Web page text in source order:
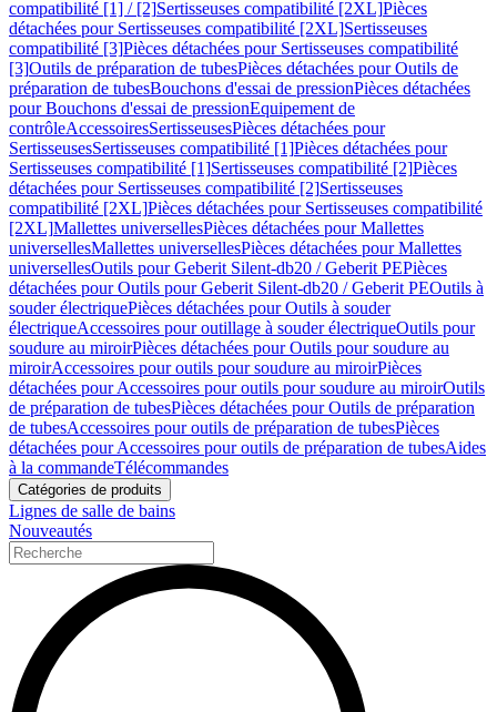
compatibilité [1] / [2]Sertisseuses compatibilité [2XL]Pièces
détachées pour Sertisseuses compatibilité [2XL]Sertisseuses
compatibilité [3]Pièces détachées pour Sertisseuses compatibilité
[3]Outils de préparation de tubesPièces détachées pour Outils de
préparation de tubesBouchons d'essai de pressionPièces détachées
pour Bouchons d'essai de pressionEquipement de
contrôleAccessoiresSertisseusesPièces détachées pour
SertisseusesSertisseuses compatibilité [1]Pièces détachées pour
Sertisseuses compatibilité [1]Sertisseuses compatibilité [2]Pièces
détachées pour Sertisseuses compatibilité [2]Sertisseuses
compatibilité [2XL]Pièces détachées pour Sertisseuses compatibilité
[2XL]Mallettes universellesPièces détachées pour Mallettes
universellesMallettes universellesPièces détachées pour Mallettes
universellesOutils pour Geberit Silent-db20 / Geberit PEPièces
détachées pour Outils pour Geberit Silent-db20 / Geberit PEOutils à
souder électriquePièces détachées pour Outils à souder
électriqueAccessoires pour outillage à souder électriqueOutils pour
soudure au miroirPièces détachées pour Outils pour soudure au
miroirAccessoires pour outils pour soudure au miroirPièces
détachées pour Accessoires pour outils pour soudure au miroirOutils
de préparation de tubesPièces détachées pour Outils de préparation
de tubesAccessoires pour outils de préparation de tubesPièces
détachées pour Accessoires pour outils de préparation de tubesAides
à la commandeTélécommandes
Catégories de produits
Lignes de salle de bains
Nouveautés